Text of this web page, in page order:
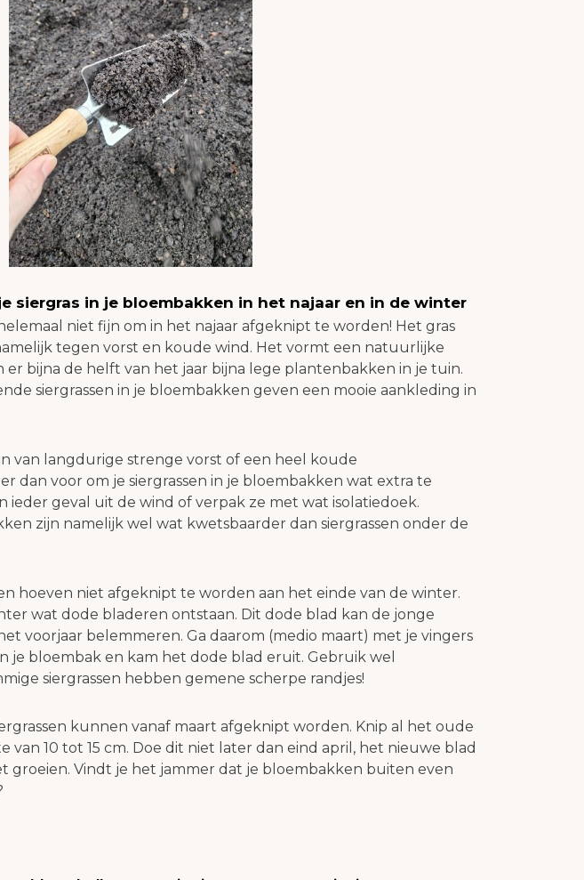
siergras in je bloembakken in het najaar en in de winter
niet fijn om in het najaar afgeknipt te worden! Het gras
tegen vorst en koude wind. Het vormt een natuurlijke
er bijna de helft van het jaar bijna lege plantenbakken in je tuin.
siergrassen in je bloembakken geven een mooie aankleding in
van langdurige strenge vorst of een heel koude
dan voor om je siergrassen in je bloembakken wat extra te
ieder geval uit de wind of verpak ze met wat isolatiedoek.
zijn namelijk wel wat kwetsbaarder dan siergrassen onder de
hoeven niet afgeknipt te worden aan het einde van de winter.
wat dode bladeren ontstaan. Dit dode blad kan de jonge
voorjaar belemmeren. Ga daarom (medio maart) met je vingers
je bloembak en kam het dode blad eruit. Gebruik wel
siergrassen hebben gemene scherpe randjes!
kunnen vanaf maart afgeknipt worden. Knip al het oude
van 10 tot 15 cm. Doe dit niet later dan eind april, het nieuwe blad
groeien. Vindt je het jammer dat je bloembakken buiten even